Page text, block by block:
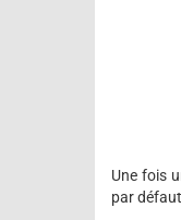
Une fois
par